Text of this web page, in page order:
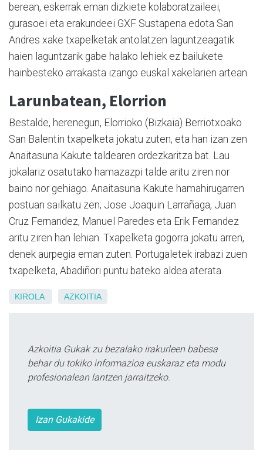
berean, eskerrak eman dizkiete kolaboratzaileei,
gurasoei eta erakundeei GXF Sustapena edota San
Andres xake txapelketak antolatzen laguntzeagatik
haien laguntzarik gabe halako lehiek ez bailukete
hainbesteko arrakasta izango euskal xakelarien artean.
Larunbatean, Elorrion
Bestalde, herenegun, Elorrioko (Bizkaia) Berriotxoako
San Balentin txapelketa jokatu zuten, eta han izan zen
Anaitasuna Kakute taldearen ordezkaritza bat. Lau
jokalariz osatutako hamazazpi talde aritu ziren nor
baino nor gehiago. Anaitasuna Kakute hamahirugarren
postuan sailkatu zen; Jose Joaquin Larrañaga, Juan
Cruz Fernandez, Manuel Paredes eta Erik Fernandez
aritu ziren han lehian. Txapelketa gogorra jokatu arren,
denek aurpegia eman zuten. Portugaletek irabazi zuen
txapelketa, Abadiñori puntu bateko aldea aterata.
KIROLA AZKOITIA
Azkoitia Gukak zu bezalako irakurleen babesa
behar du tokiko informazioa euskaraz eta modu
profesionalean lantzen jarraitzeko.
Izan Gukakide